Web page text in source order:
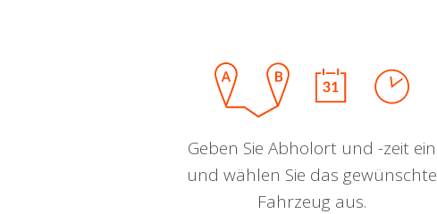
Geben Sie Abholort und -zeit ein
und wählen Sie das gewünschte
Fahrzeug aus.